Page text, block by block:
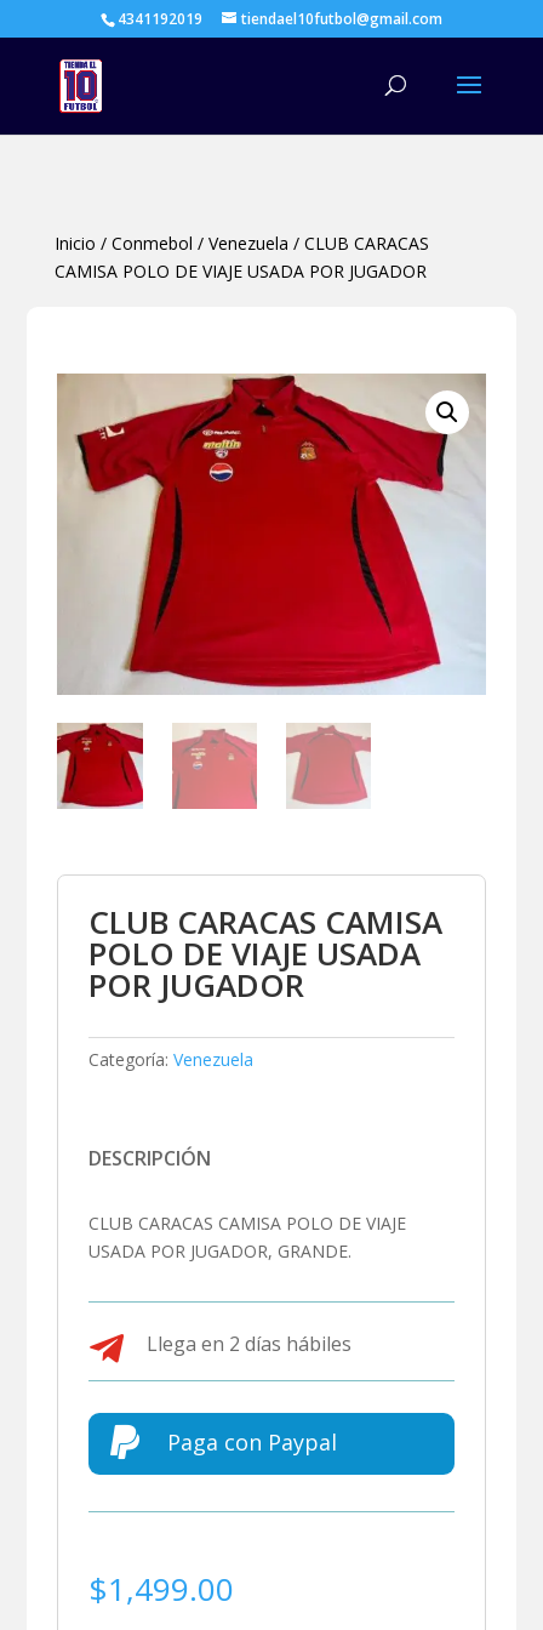
4341192019 tiendael10futbol@gmail.com
Inicio / Conmebol / Venezuela / CLUB CARACAS
CAMISA POLO DE VIAJE USADA POR JUGADOR
CLUB CARACAS CAMISA
POLO DE VIAJE USADA
POR JUGADOR
Categoría: Venezuela
DESCRIPCIÓN
CLUB CARACAS CAMISA POLO DE VIAJE
USADA POR JUGADOR, GRANDE.
 Llega en 2 días hábiles
 Paga con Paypal
$1,499.00